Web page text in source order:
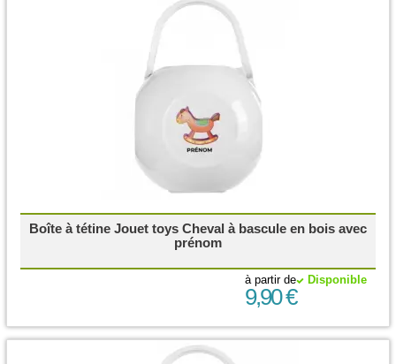
Boîte à tétine Jouet toys Cheval à bascule en bois avec
prénom
Disponible
à partir de
9,90 €